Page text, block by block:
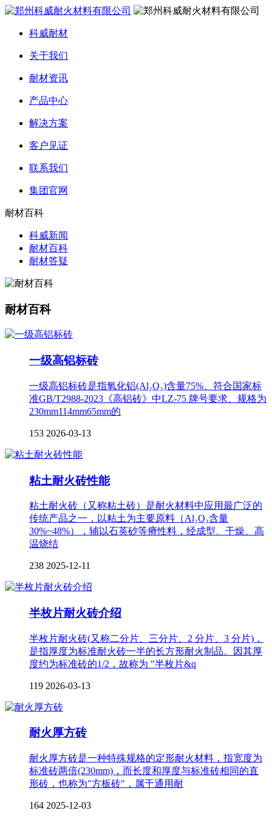
科威耐材
关于我们
耐材资讯
产品中心
解决方案
客户见证
联系我们
集团官网
耐材百科
科威新闻
耐材百科
耐材答疑
耐材百科
一级高铝标砖
一级高铝标砖是指氧化铝(Al₂O₃)含量75%、符合国家标
准GB/T2988-2023《高铝砖》中LZ-75 牌号要求、规格为
230mm114mm65mm的
153 2026-03-13
粘土耐火砖性能
粘土耐火砖（又称粘土砖）是耐火材料中应用最广泛的
传统产品之一，以粘土为主要原料（Al₂O₃含量
30%~48%），辅以石英砂等瘠性料，经成型、干燥、高
温烧结
238 2025-12-11
半枚片耐火砖介绍
半枚片耐火砖(又称二分片、三分片、2 分片、3 分片)，
是指厚度为标准耐火砖一半的长方形耐火制品。因其厚
度约为标准砖的1/2，故称为 "半枚片&q
119 2026-03-13
耐火厚方砖
耐火厚方砖是一种特殊规格的定形耐火材料，指宽度为
标准砖两倍(230mm)，而长度和厚度与标准砖相同的直
形砖，也称为"方板砖"，属于通用耐
164 2025-12-03